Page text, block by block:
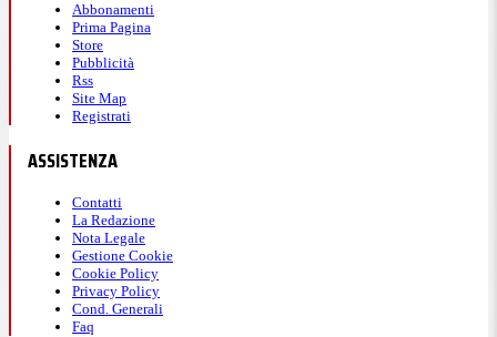
Abbonamenti
Prima Pagina
Store
Pubblicità
Rss
Site Map
Registrati
ASSISTENZA
Contatti
La Redazione
Nota Legale
Gestione Cookie
Cookie Policy
Privacy Policy
Cond. Generali
Faq